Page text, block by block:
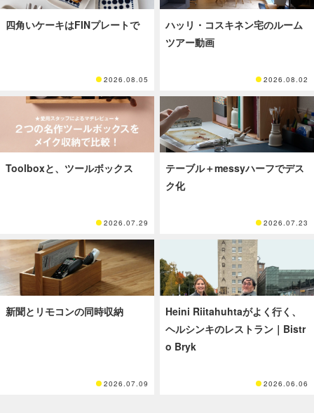
四角いケーキはFINプレートで
2026.08.05
ハッリ・コスキネン宅のルーム
ツアー動画
2026.08.02
Toolboxと、ツールボックス
2026.07.29
テーブル＋messyハーフでデス
ク化
2026.07.23
新聞とリモコンの同時収納
2026.07.09
Heini Riitahuhtaがよく行く、
ヘルシンキのレストラン｜Bistr
o Bryk
2026.06.06